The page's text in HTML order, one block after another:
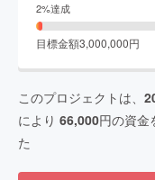
2%達成
目標金額3,000,000円
このプロジェクトは、
により 66,000円の資金
た